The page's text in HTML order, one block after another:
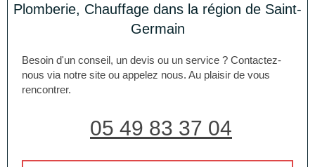
Plomberie, Chauffage dans la région de Saint-
Germain
Besoin d'un conseil, un devis ou un service ? Contactez-
nous via notre site ou appelez nous. Au plaisir de vous
rencontrer.
05 49 83 37 04